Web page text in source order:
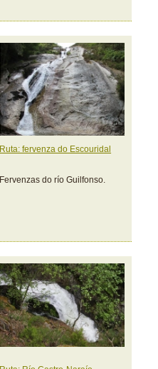
Ruta: fervenza do Escouridal
Fervenzas do río Guilfonso.